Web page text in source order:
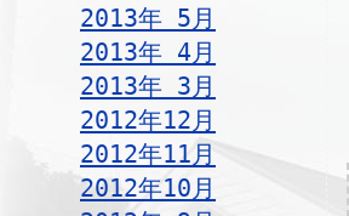
2013年 5月
2013年 4月
2013年 3月
2012年12月
2012年11月
2012年10月